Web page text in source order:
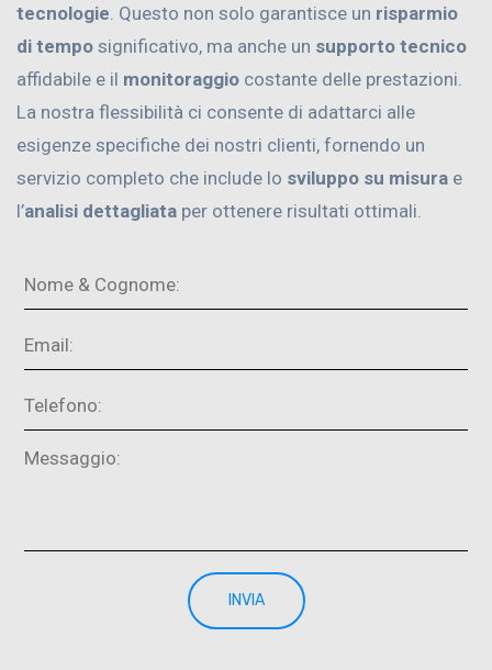
tecnologie . Questo non solo garantisce un risparmio
di tempo significativo, ma anche un supporto tecnico
affidabile e il monitoraggio costante delle prestazioni.
La nostra flessibilità ci consente di adattarci alle
esigenze specifiche dei nostri clienti, fornendo un
servizio completo che include lo sviluppo su misura e
l’analisi dettagliata per ottenere risultati ottimali.